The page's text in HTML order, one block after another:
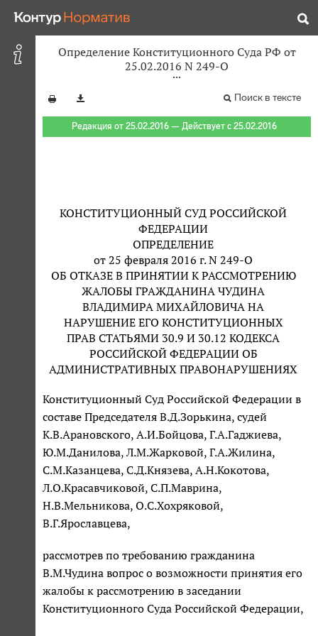
Определение Конституционного Суда РФ от
25.02.2016 N 249-О
Поиск в тексте
Редакция от 25.02.2016 — Действует с 25.02.2016
КОНСТИТУЦИОННЫЙ СУД РОССИЙСКОЙ
ФЕДЕРАЦИИ
ОПРЕДЕЛЕНИЕ
от 25 февраля 2016 г. N 249-О
ОБ ОТКАЗЕ В ПРИНЯТИИ К РАССМОТРЕНИЮ
ЖАЛОБЫ ГРАЖДАНИНА ЧУДИНА
ВЛАДИМИРА МИХАЙЛОВИЧА НА
НАРУШЕНИЕ ЕГО КОНСТИТУЦИОННЫХ
ПРАВ СТАТЬЯМИ 30.9 И 30.12 КОДЕКСА
РОССИЙСКОЙ ФЕДЕРАЦИИ ОБ
АДМИНИСТРАТИВНЫХ ПРАВОНАРУШЕНИЯХ
Конституционный Суд Российской Федерации в
составе Председателя В.Д.Зорькина, судей
К.В.Арановского, А.И.Бойцова, Г.А.Гаджиева,
Ю.М.Данилова, Л.М.Жарковой, Г.А.Жилина,
С.М.Казанцева, С.Д.Князева, А.Н.Кокотова,
Л.О.Красавчиковой, С.П.Маврина,
Н.В.Мельникова, О.С.Хохряковой,
В.Г.Ярославцева,
рассмотрев по требованию гражданина
В.М.Чудина вопрос о возможности принятия его
жалобы к рассмотрению в заседании
Конституционного Суда Российской Федерации,